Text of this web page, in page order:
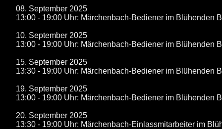
08. September 2025
13:00 - 19:00 Uhr: Märchenbach-Bediener im Blühenden
10. September 2025
13:00 - 19:00 Uhr: Märchenbach-Bediener im Blühenden
15. September 2025
13:30 - 19:00 Uhr: Märchenbach-Bediener im Blühenden
19. September 2025
13:00 - 19:00 Uhr: Märchenbach-Bediener im Blühenden
20. September 2025
13:30 - 19:00 Uhr: Märchenbach-Einlassmitarbeiter im